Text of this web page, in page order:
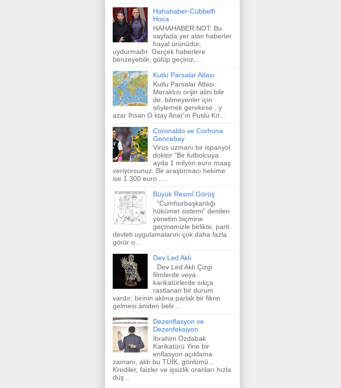
Hahahaber-Cübbelfi
Hoca
HAHAHABER NOT: Bu
sayfada yer alan haberler
hayal ürünüdür,
uydurmadır. Gerçek haberlere
benzeyebilir, gülüp geçiniz,...
Kutlu Parsalar Atlası
Kutlu Parsalar Atlası:
Meraklısı orijin alini bilir
de, bilmeyenler için
söylemek gerekirse , y
azar İhsan O ktay Anar'ın Puslu Kıt...
Coronaldo ve Corhona
Gencebay
Virüs uzmanı bir ispanyol
doktor "Bir futbolcuya
ayda 1 milyon euro maaş
veriyorsunuz. Bir araştırmacı hekime
ise 1.300 euro......
Büyük Resmî Görüş
“Cumhurbaşkanlığı
hükümet sistemi” denilen
yönetim biçmine
geçmemizle birlikte, parti
devleti uygulamalarını çok daha fazla
görür o...
Dev Led Aklı
Dev Led Aklı Çizgi
filmlerde veya
karikatürlerde sıkça
rastlanan bir durum
vardır; birinin aklına parlak bir fikrin
gelmesi âniden belir...
Dezenflasyon ve
Dezenfeksiyon
İbrahim Özdabak
Karikatürü Yine bir
enflasyon açıklama
zamanı, aldı bu TÜİK, gönlümü...
Krediler, faizler ve işsizlik oranları hızla
düş...